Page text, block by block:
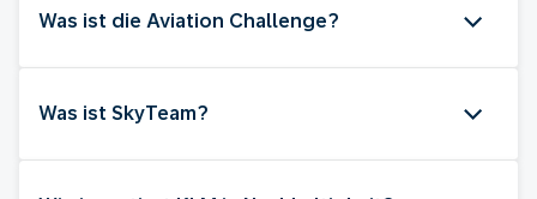
Was ist die Aviation Challenge?
Was ist SkyTeam?